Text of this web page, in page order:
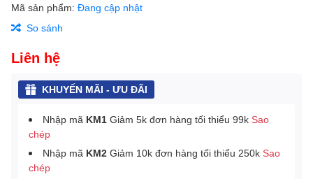
Mã sản phẩm: Đang cập nhật
So sánh
Liên hệ
KHUYẾN MÃI - ƯU ĐÃI
Nhập mã KM1 Giảm 5k đơn hàng tối thiểu 99k Sao
chép
Nhập mã KM2 Giảm 10k đơn hàng tối thiểu 250k Sao
chép